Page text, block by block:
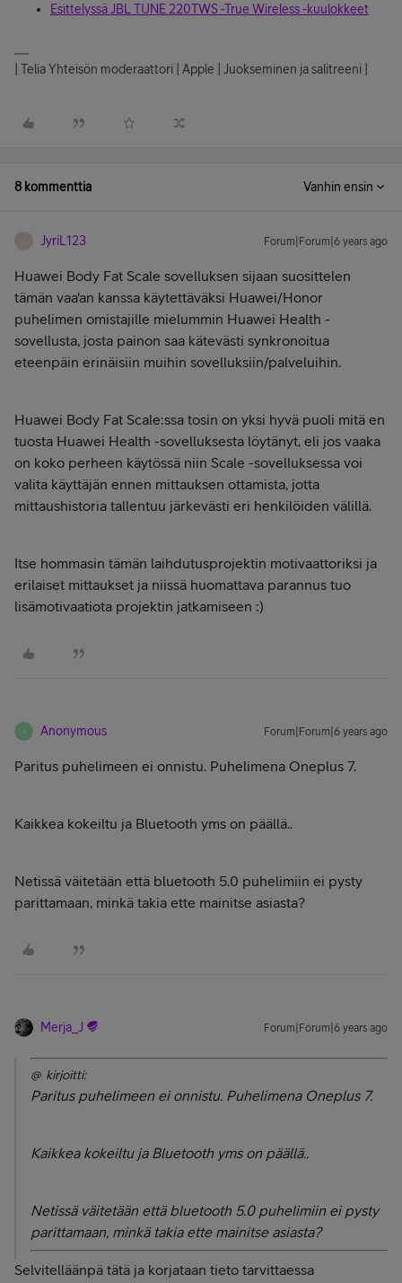
Esittelyssä JBL TUNE 220TWS -True Wireless -kuulokkeet
| Telia Yhteisön moderaattori | Apple | Juokseminen ja salitreeni |
8 kommenttia Vanhin ensin
JyriL123 Forum|Forum|6 years ago
Huawei Body Fat Scale sovelluksen sijaan suosittelen
tämän vaa'an kanssa käytettäväksi Huawei/Honor
puhelimen omistajille mielummin Huawei Health -
sovellusta, josta painon saa kätevästi synkronoitua
eteenpäin erinäisiin muihin sovelluksiin/palveluihin.
Huawei Body Fat Scale:ssa tosin on yksi hyvä puoli mitä en
tuosta Huawei Health -sovelluksesta löytänyt, eli jos vaaka
on koko perheen käytössä niin Scale -sovelluksessa voi
valita käyttäjän ennen mittauksen ottamista, jotta
mittaushistoria tallentuu järkevästi eri henkilöiden välillä.
Itse hommasin tämän laihdutusprojektin motivaattoriksi ja
erilaiset mittaukset ja niissä huomattava parannus tuo
lisämotivaatiota projektin jatkamiseen :)
A Anonymous Forum|Forum|6 years ago
Paritus puhelimeen ei onnistu. Puhelimena Oneplus 7.
Kaikkea kokeiltu ja Bluetooth yms on päällä..
Netissä väitetään että bluetooth 5.0 puhelimiin ei pysty
parittamaan, minkä takia ette mainitse asiasta?
Merja_J Forum|Forum|6 years ago
@ kirjoitti:
Paritus puhelimeen ei onnistu. Puhelimena Oneplus 7.
Kaikkea kokeiltu ja Bluetooth yms on päällä..
Netissä väitetään että bluetooth 5.0 puhelimiin ei pysty
parittamaan, minkä takia ette mainitse asiasta?
Selvitelläänpä tätä ja korjataan tieto tarvittaessa